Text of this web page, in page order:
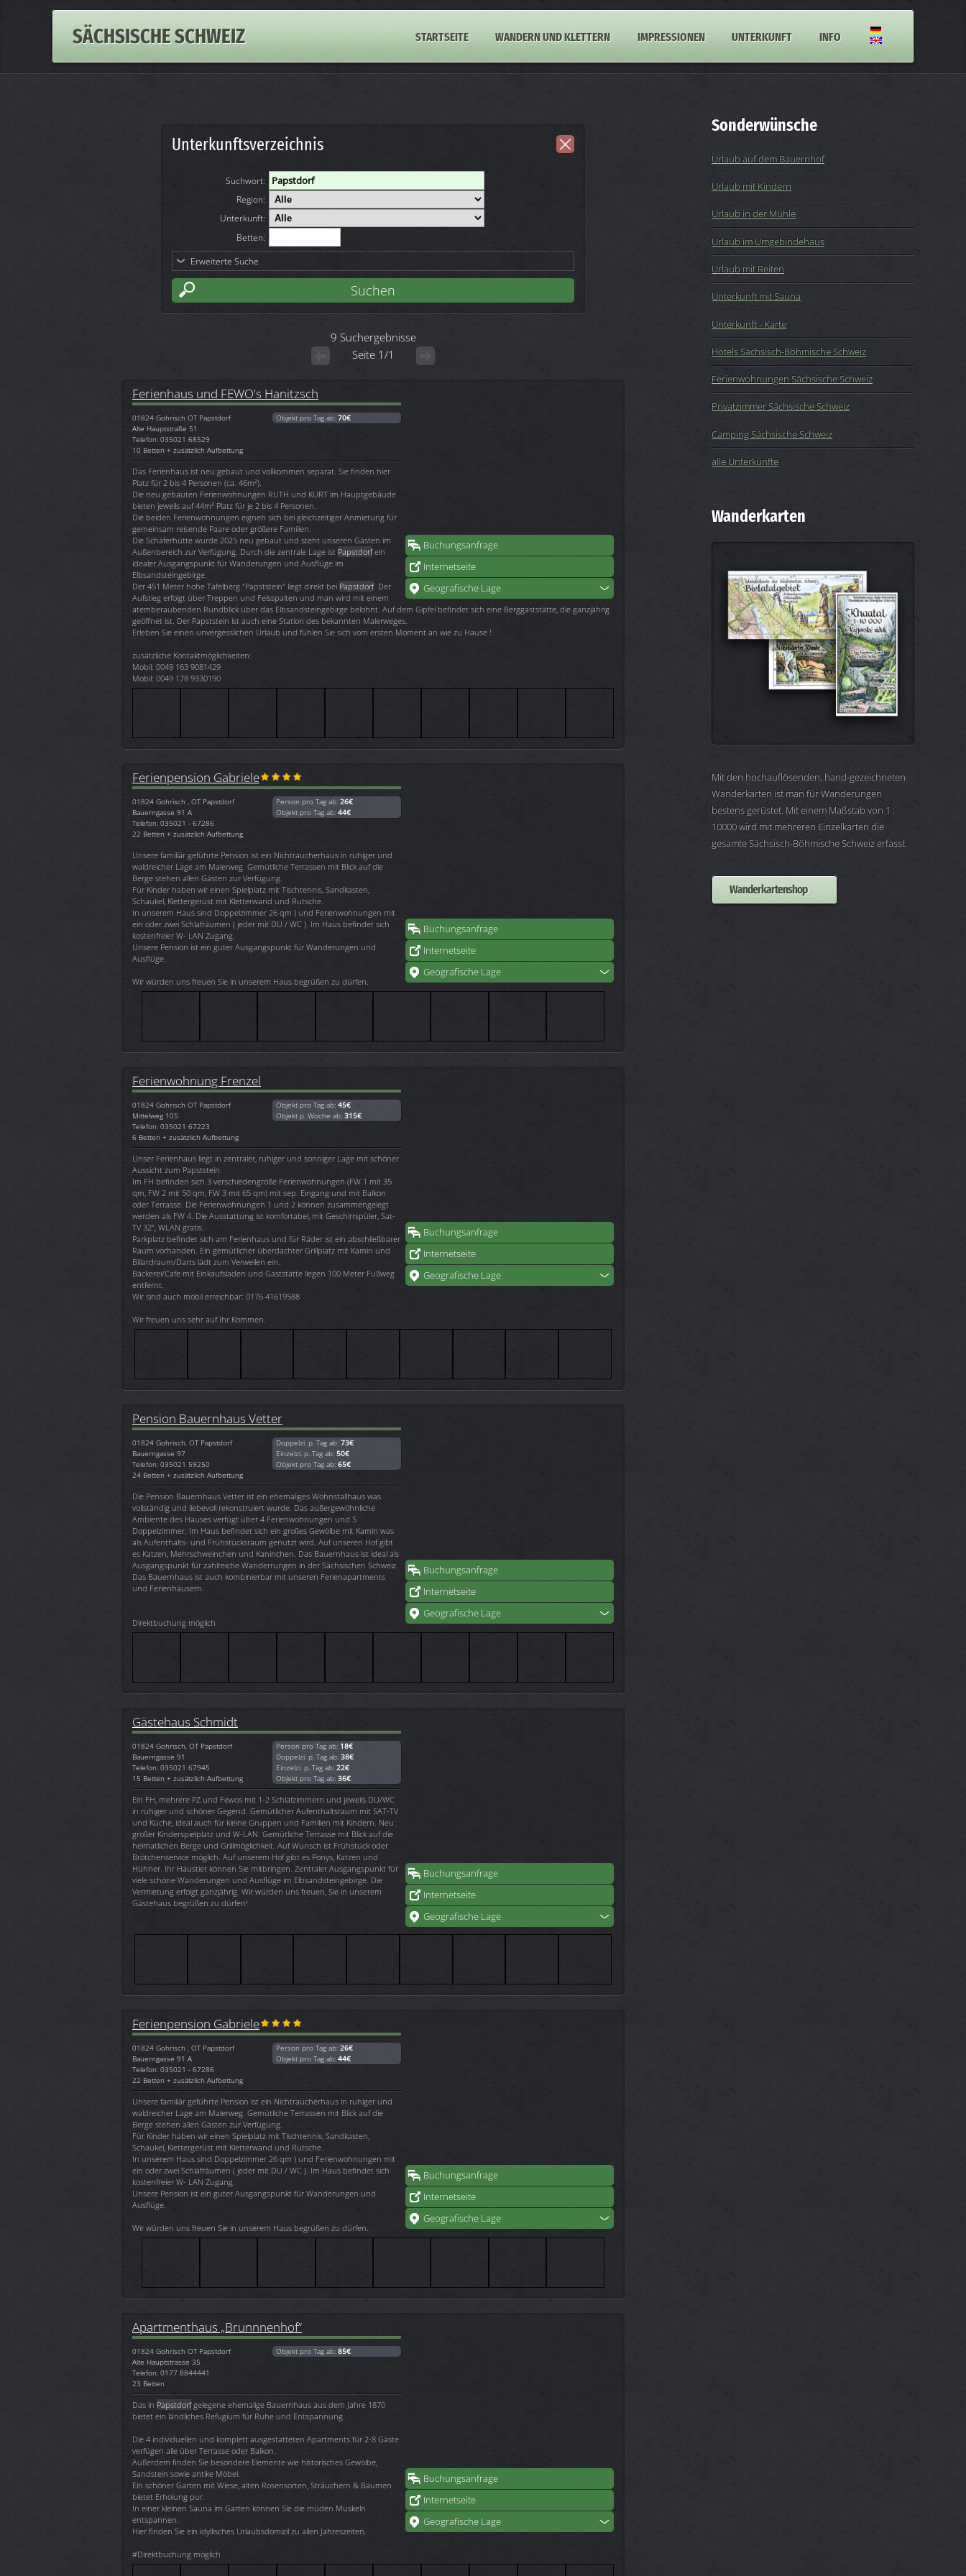
SÄCHSISCHE SCHWEIZ STARTSEITE WANDERN UND KLETTERN IMPRESSIONEN UNTERKUNFT INFO
Unterkunftsverzeichnis
Suchwort:
Region:
Unterkunft:
Betten:
Erweiterte Suche
9 Suchergebnisse
Seite 1/1
Buchungsanfrage
Internetseite
Geografische Lage
Ferienhaus und FEWO's Hanitzsch
01824 Gohrisch OT Papstdorf
Alte Hauptstraße 51
Telefon: 035021 68529
10 Betten + zusätzlich Aufbettung
Objekt pro Tag ab: 70€
Das Ferienhaus ist neu gebaut und vollkommen separat. Sie finden hier
Platz für 2 bis 4 Personen (ca. 46m²).
Die neu gebauten Ferienwohnungen RUTH und KURT im Hauptgebäude
bieten jeweils auf 44m² Platz für je 2 bis 4 Personen.
Die beiden Ferienwohnungen eignen sich bei gleichzeitiger Anmietung für
gemeinsam reisende Paare oder größere Familien.
Die Schäferhütte wurde 2025 neu gebaut und steht unseren Gästen im
Außenbereich zur Verfügung. Durch die zentrale Lage ist Papstdorfein
idealer Ausgangspunkt für Wanderungen und Ausflüge im
Elbsandsteingebirge.
Der 451 Meter hohe Tafelberg "Papststein" liegt direkt bei Papstdorf. Der
Aufstieg erfolgt über Treppen und Felsspalten und man wird mit einem
atemberaubenden Rundblick über das Elbsandsteingebirge belohnt. Auf dem Gipfel befindet sich eine Berggaststätte, die ganzjährig
geöffnet ist. Der Papststein ist auch eine Station des bekannten Malerweges.
Erleben Sie einen unvergesslichen Urlaub und fühlen Sie sich vom ersten Moment an wie zu Hause !
zusätzliche Kontaktmöglichkeiten:
Mobil: 0049 163 9081429
Mobil: 0049 178 9330190
Buchungsanfrage
Internetseite
Geografische Lage
Ferienpension Gabriele
01824 Gohrisch , OT Papstdorf
Bauerngasse 91 A
Telefon: 035021 - 67286
22 Betten + zusätzlich Aufbettung
Person pro Tag ab: 26€
Objekt pro Tag ab: 44€
Unsere familiär geführte Pension ist ein Nichtraucherhaus in ruhiger und
waldreicher Lage am Malerweg. Gemütliche Terrassen mit Blick auf die
Berge stehen allen Gästen zur Verfügung.
Für Kinder haben wir einen Spielplatz mit Tischtennis, Sandkasten,
Schaukel, Klettergerüst mit Kletterwand und Rutsche.
In unserem Haus sind Doppelzimmer 26 qm ) und Ferienwohnungen mit
ein oder zwei Schlafräumen ( jeder mit DU / WC ). Im Haus befindet sich
kostenfreier W- LAN Zugang.
Unsere Pension ist ein guter Ausgangspunkt für Wanderungen und
Ausflüge.
Wir würden uns freuen Sie in unserem Haus begrüßen zu dürfen.
Buchungsanfrage
Internetseite
Geografische Lage
Ferienwohnung Frenzel
01824 Gohrisch OT Papstdorf
Mittelweg 105
Telefon: 035021 67223
6 Betten + zusätzlich Aufbettung
Objekt pro Tag ab: 45€
Objekt p. Woche ab: 315€
Unser Ferienhaus liegt in zentraler, ruhiger und sonniger Lage mit schöner
Aussicht zum Papststein.
Im FH befinden sich 3 verschiedengroße Ferienwohnungen (FW 1 mit 35
qm, FW 2 mit 50 qm, FW 3 mit 65 qm) mit sep. Eingang und mit Balkon
oder Terrasse. Die Ferienwohnungen 1 und 2 können zusammengelegt
werden als FW 4. Die Ausstattung ist komfortabel, mit Geschirrspüler, Sat-
TV 32", WLAN gratis.
Parkplatz befindet sich am Ferienhaus und für Räder ist ein abschließbarer
Raum vorhanden. Ein gemütlicher überdachter Grillplatz mit Kamin und
Billardraum/Darts lädt zum Verweilen ein.
Bäckerei/Cafe mit Einkaufsladen und Gaststätte liegen 100 Meter Fußweg
entfernt.
Wir sind auch mobil erreichbar: 0176 41619588
Wir freuen uns sehr auf Ihr Kommen.
Buchungsanfrage
Internetseite
Geografische Lage
Pension Bauernhaus Vetter
01824 Gohrisch, OT Papstdorf
Bauerngasse 97
Telefon: 035021 59250
24 Betten + zusätzlich Aufbettung
Doppelzi. p. Tag ab: 73€
Einzelzi. p. Tag ab: 50€
Objekt pro Tag ab: 65€
Die Pension Bauernhaus Vetter ist ein ehemaliges Wohnstallhaus was
vollständig und liebevoll rekonstruiert wurde. Das außergewöhnliche
Ambiente des Hauses verfügt über 4 Ferienwohnungen und 5
Doppelzimmer. Im Haus befindet sich ein großes Gewölbe mit Kamin was
als Aufenthalts- und Frühstücksraum genutzt wird. Auf unseren Hof gibt
es Katzen, Mehrschweinchen und Kaninchen. Das Bauernhaus ist ideal als
Ausgangspunkt für zahlreiche Wanderrungen in der Sächsischen Schweiz.
Das Bauernhaus ist auch kombinierbar mit unseren Ferienapartments
und Ferienhäusern.
Direktbuchung möglich
Buchungsanfrage
Internetseite
Geografische Lage
Gästehaus Schmidt
01824 Gohrisch, OT Papstdorf
Bauerngasse 91
Telefon: 035021 67945
15 Betten + zusätzlich Aufbettung
Person pro Tag ab: 18€
Doppelzi. p. Tag ab: 38€
Einzelzi. p. Tag ab: 22€
Objekt pro Tag ab: 36€
Ein FH, mehrere PZ und Fewos mit 1-2 Schlafzimmern und jeweils DU/WC
in ruhiger und schöner Gegend. Gemütlicher Aufenthaltsraum mit SAT-TV
und Küche, ideal auch für kleine Gruppen und Familien mit Kindern. Neu:
großer Kinderspielplatz und W-LAN. Gemütliche Terrasse mit Blick auf die
heimatlichen Berge und Grillmöglichkeit. Auf Wunsch ist Frühstück oder
Brötchenservice möglich. Auf unserem Hof gibt es Ponys, Katzen und
Hühner. Ihr Haustier können Sie mitbringen. Zentraler Ausgangspunkt für
viele schöne Wanderungen und Ausflüge im Elbsandsteingebirge. Die
Vermietung erfolgt ganzjährig. Wir würden uns freuen, Sie in unserem
Gästehaus begrüßen zu dürfen!
Buchungsanfrage
Internetseite
Geografische Lage
Ferienpension Gabriele
01824 Gohrisch , OT Papstdorf
Bauerngasse 91 A
Telefon: 035021 - 67286
22 Betten + zusätzlich Aufbettung
Person pro Tag ab: 26€
Objekt pro Tag ab: 44€
Unsere familiär geführte Pension ist ein Nichtraucherhaus in ruhiger und
waldreicher Lage am Malerweg. Gemütliche Terrassen mit Blick auf die
Berge stehen allen Gästen zur Verfügung.
Für Kinder haben wir einen Spielplatz mit Tischtennis, Sandkasten,
Schaukel, Klettergerüst mit Kletterwand und Rutsche.
In unserem Haus sind Doppelzimmer 26 qm ) und Ferienwohnungen mit
ein oder zwei Schlafräumen ( jeder mit DU / WC ). Im Haus befindet sich
kostenfreier W- LAN Zugang.
Unsere Pension ist ein guter Ausgangspunkt für Wanderungen und
Ausflüge.
Wir würden uns freuen Sie in unserem Haus begrüßen zu dürfen.
Buchungsanfrage
Internetseite
Geografische Lage
Apartmenthaus „Brunnnenhof“
01824 Gohrisch OT Papstdorf
Alte Hauptstrasse 35
Telefon: 0177 8844441
23 Betten
Objekt pro Tag ab: 85€
Das in Papstdorfgelegene ehemalige Bauernhaus aus dem Jahre 1870
bietet ein ländliches Refugium für Ruhe und Entspannung.
Die 4 individuellen und komplett ausgestatteten Apartments für 2-8 Gäste
verfügen alle über Terrasse oder Balkon.
Außerdem finden Sie besondere Elemente wie historisches Gewölbe,
Sandstein sowie antike Möbel.
Ein schöner Garten mit Wiese, alten Rosensorten, Sträuchern & Bäumen
bietet Erholung pur.
In einer kleinen Sauna im Garten können Sie die müden Muskeln
entspannen.
Hier finden Sie ein idyllisches Urlaubsdomizil zu allen Jahreszeiten.
#Direktbuchung möglich
Sonderwünsche
Urlaub auf dem Bauernhof
Urlaub mit Kindern
Urlaub in der Mühle
Urlaub im Umgebindehaus
Urlaub mit Reiten
Unterkunft mit Sauna
Unterkunft - Karte
Hotels Sächsisch-Böhmische Schweiz
Ferienwohnungen Sächsische Schweiz
Privatzimmer Sächsische Schweiz
Camping Sächsische Schweiz
alle Unterkünfte
Wanderkarten
Mit den hochauflösenden, hand-gezeichneten
Wanderkarten ist man für Wanderungen
bestens gerüstet. Mit einem Maßstab von 1 :
10000 wird mit mehreren Einzelkarten die
gesamte Sächsisch-Böhmische Schweiz erfasst.
Wanderkartenshop